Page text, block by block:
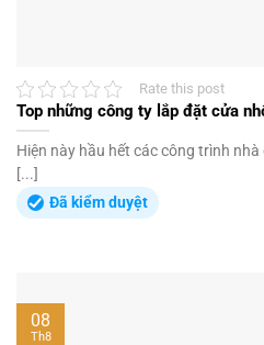
Rate this post
Top những công ty lắp đặt cửa
Hiện này hầu hết các công trình
[...]
Đã kiểm duyệt
08
Th8